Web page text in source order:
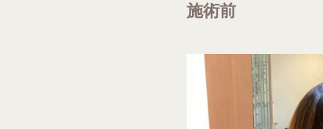
施術前